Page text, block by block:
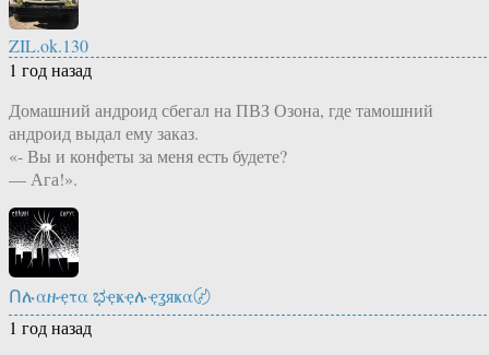
ZIL.ok.130
1 год назад
Домашний андроид сбегал на ПВЗ Озона, где тамошний
андроид выдал ему заказ.
«- Вы и конфеты за меня есть будете?
— Ага!».
Ոሉαዙҿτα ಭҿҝҿሉҿʓяҝα〄
1 год назад